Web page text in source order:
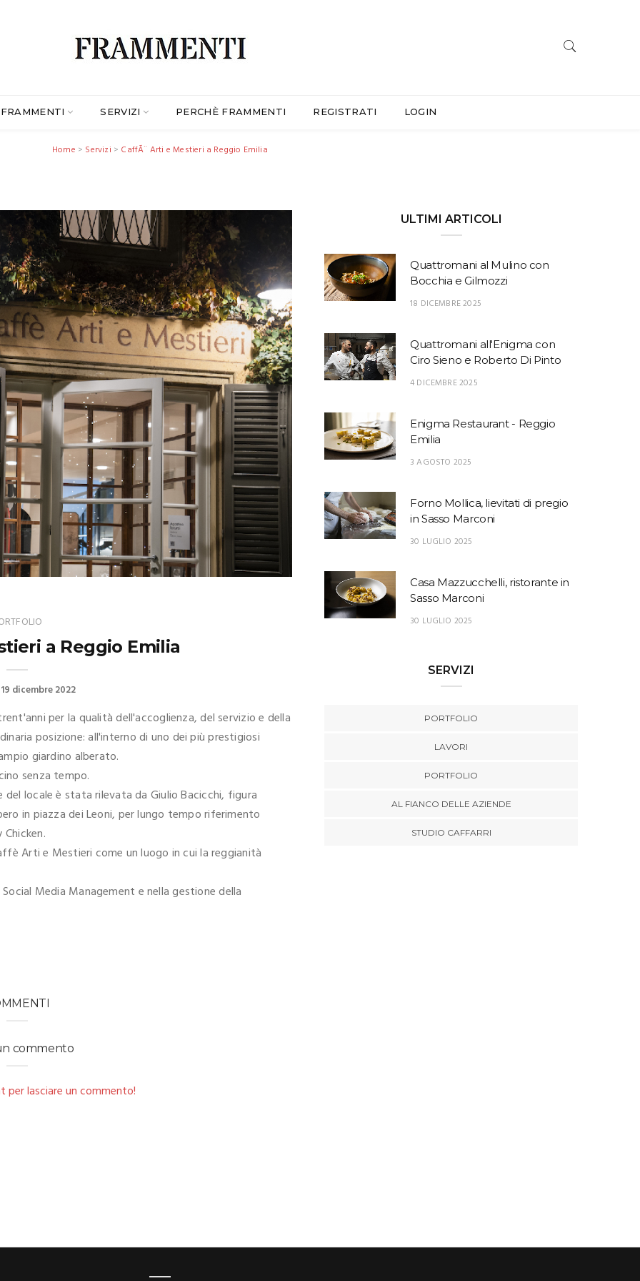
FRAMMENTI SERVIZI PERCHÈ FRAMMENTI REGISTRATI LOGIN
Home > Servizi > CaffÃ¨ Arti e Mestieri a Reggio Emilia
a Reggio Emilia
19 dicembre 2022
per la qualità dell'accoglienza, del servizio e della
posizione: all'interno di uno dei più prestigiosi
giardino alberato.
senza tempo.
locale è stata rilevata da Giulio Bacicchi, figura
in piazza dei Leoni, per lungo tempo riferimento
Arti e Mestieri come un luogo in cui la reggianità
Media Management e nella gestione della
commento
per lasciare un commento!
ULTIMI ARTICOLI
Quattromani al Mulino con
Bocchia e Gilmozzi
18 DICEMBRE 2025
Quattromani all'Enigma con
Ciro Sieno e Roberto Di Pinto
4 DICEMBRE 2025
Enigma Restaurant - Reggio
Emilia
3 AGOSTO 2025
Forno Mollica, lievitati di pregio
in Sasso Marconi
30 LUGLIO 2025
Casa Mazzucchelli, ristorante in
Sasso Marconi
30 LUGLIO 2025
SERVIZI
PORTFOLIO
LAVORI
PORTFOLIO
AL FIANCO DELLE AZIENDE
STUDIO CAFFARRI